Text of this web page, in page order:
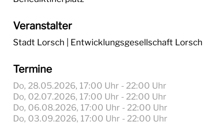
Veranstalter
Stadt Lorsch | Entwicklungsgesellschaft Lorsch
Termine
Do, 28.05.2026, 17:00 Uhr - 22:00 Uhr
Do, 02.07.2026, 17:00 Uhr - 22:00 Uhr
Do, 06.08.2026, 17:00 Uhr - 22:00 Uhr
Do, 03.09.2026, 17:00 Uhr - 22:00 Uhr